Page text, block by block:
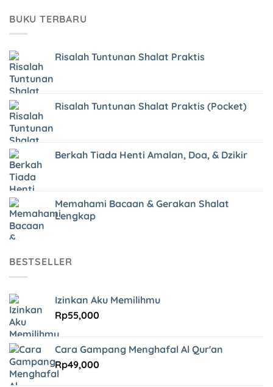
BUKU TERBARU
Risalah Tuntunan Shalat Praktis
Risalah Tuntunan Shalat Praktis (Pocket)
Berkah Tiada Henti Amalan, Doa, & Dzikir
Memahami Bacaan & Gerakan Shalat
Lengkap
BESTSELLER
Izinkan Aku Memilihmu
Rp55,000
Cara Gampang Menghafal Al Qur'an
Rp49,000